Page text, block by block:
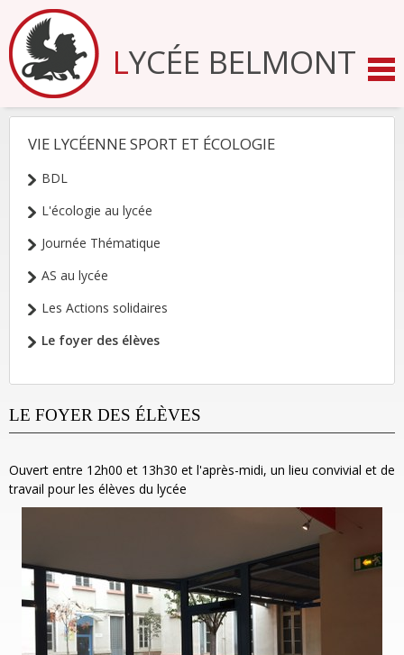
Aller
au
contenu.
|
Aller
LYCÉE BELMONT
NAVIGATION
VIE LYCÉENNE SPORT ET ÉCOLOGIE
BDL
L'écologie au lycée
Journée Thématique
AS au lycée
Les Actions solidaires
Le foyer des élèves
LE FOYER DES ÉLÈVES
Ouvert entre 12h00 et 13h30 et l'après-midi, un lieu convivial et de
travail pour les élèves du lycée